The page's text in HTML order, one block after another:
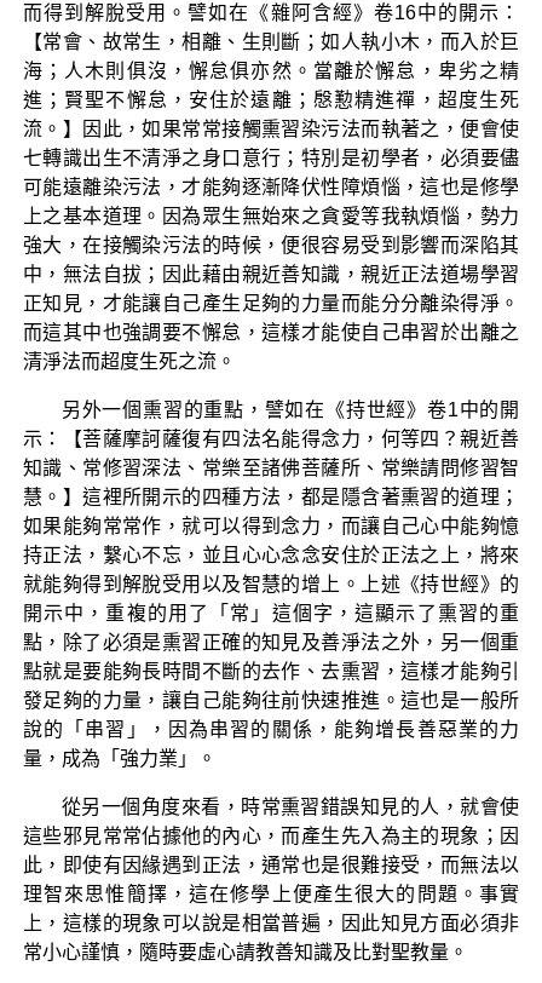
而得到解脫受用。譬如在《雜阿含經》卷16中的開示：
【常會、故常生，相離、生則斷；如人執小木，而入於巨
海；人木則俱沒，懈怠俱亦然。當離於懈怠，卑劣之精
進；賢聖不懈怠，安住於遠離；慇懃精進禪，超度生死
流。】因此，如果常常接觸熏習染污法而執著之，便會使
七轉識出生不清淨之身口意行；特別是初學者，必須要儘
可能遠離染污法，才能夠逐漸降伏性障煩惱，這也是修學
上之基本道理。因為眾生無始來之貪愛等我執煩惱，勢力
強大，在接觸染污法的時候，便很容易受到影響而深陷其
中，無法自拔；因此藉由親近善知識，親近正法道場學習
正知見，才能讓自己產生足夠的力量而能分分離染得淨。
而這其中也強調要不懈怠，這樣才能使自己串習於出離之
清淨法而超度生死之流。
另外一個熏習的重點，譬如在《持世經》卷1中的開
示：【菩薩摩訶薩復有四法名能得念力，何等四？親近善
知識、常修習深法、常樂至諸佛菩薩所、常樂請問修習智
慧。】這裡所開示的四種方法，都是隱含著熏習的道理；
如果能夠常常作，就可以得到念力，而讓自己心中能夠憶
持正法，繫心不忘，並且心心念念安住於正法之上，將來
就能夠得到解脫受用以及智慧的增上。上述《持世經》的
開示中，重複的用了「常」這個字，這顯示了熏習的重
點，除了必須是熏習正確的知見及善淨法之外，另一個重
點就是要能夠長時間不斷的去作、去熏習，這樣才能夠引
發足夠的力量，讓自己能夠往前快速推進。這也是一般所
說的「串習」，因為串習的關係，能夠增長善惡業的力
量，成為「強力業」。
從另一個角度來看，時常熏習錯誤知見的人，就會使
這些邪見常常佔據他的內心，而產生先入為主的現象；因
此，即使有因緣遇到正法，通常也是很難接受，而無法以
理智來思惟簡擇，這在修學上便產生很大的問題。事實
上，這樣的現象可以說是相當普遍，因此知見方面必須非
常小心謹慎，隨時要虛心請教善知識及比對聖教量。